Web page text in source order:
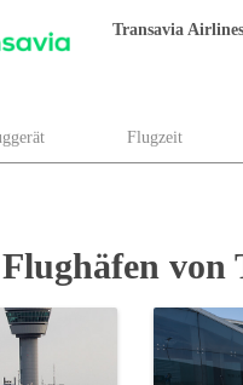
Transavia Airlines
Flugzeit